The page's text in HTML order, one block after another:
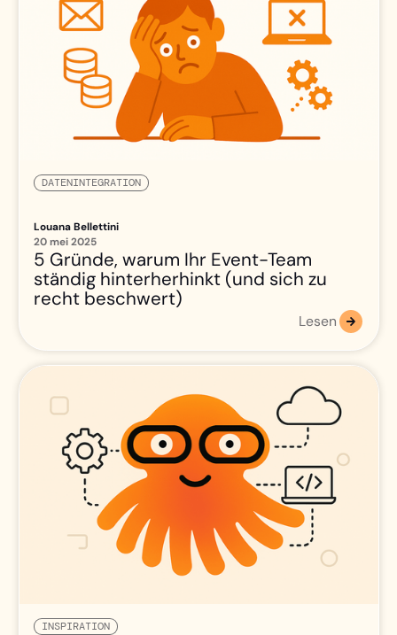
DATENINTEGRATION
Louana Bellettini
20 mei 2025
5 Gründe, warum Ihr Event-Team
ständig hinterherhinkt (und sich zu
recht beschwert)
Lesen
INSPIRATION